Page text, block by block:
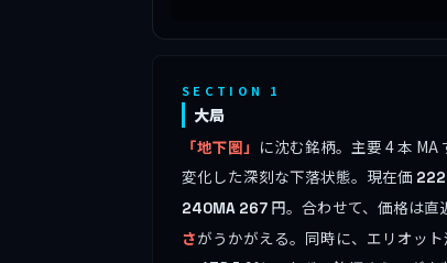
SECTION 1
大局
「地下圏」 に沈む銘柄。主要 4 本
変化した深刻な下落状態。現在価 222
240MA 267 円。合わせて、価格は直
さがうかがえる。同時に、エリオッ